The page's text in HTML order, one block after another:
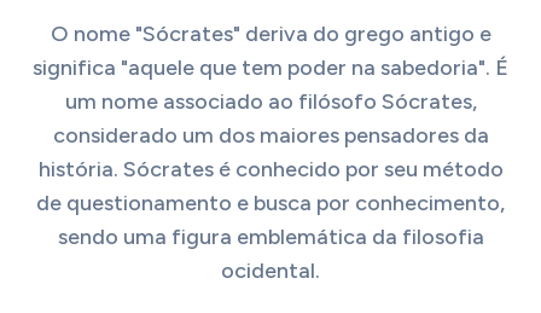
O nome "Sócrates" deriva do grego antigo e
significa "aquele que tem poder na sabedoria". É
um nome associado ao filósofo Sócrates,
considerado um dos maiores pensadores da
história. Sócrates é conhecido por seu método
de questionamento e busca por conhecimento,
sendo uma figura emblemática da filosofia
ocidental.